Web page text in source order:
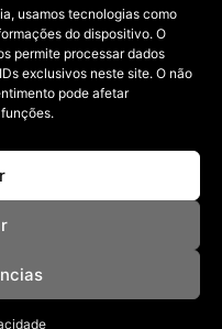
usamos tecnologias como
do dispositivo. O
permite processar dados
exclusivos neste site. O não
pode afetar
CAMINHOS
o campo jurídico se